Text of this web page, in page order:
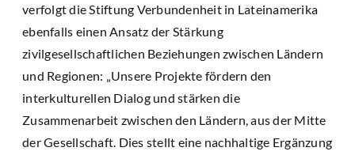
verfolgt die Stiftung Verbundenheit in Lateinamerika
ebenfalls einen Ansatz der Stärkung
zivilgesellschaftlichen Beziehungen zwischen Ländern
und Regionen: „Unsere Projekte fördern den
interkulturellen Dialog und stärken die
Zusammenarbeit zwischen den Ländern, aus der Mitte
der Gesellschaft. Dies stellt eine nachhaltige Ergänzung